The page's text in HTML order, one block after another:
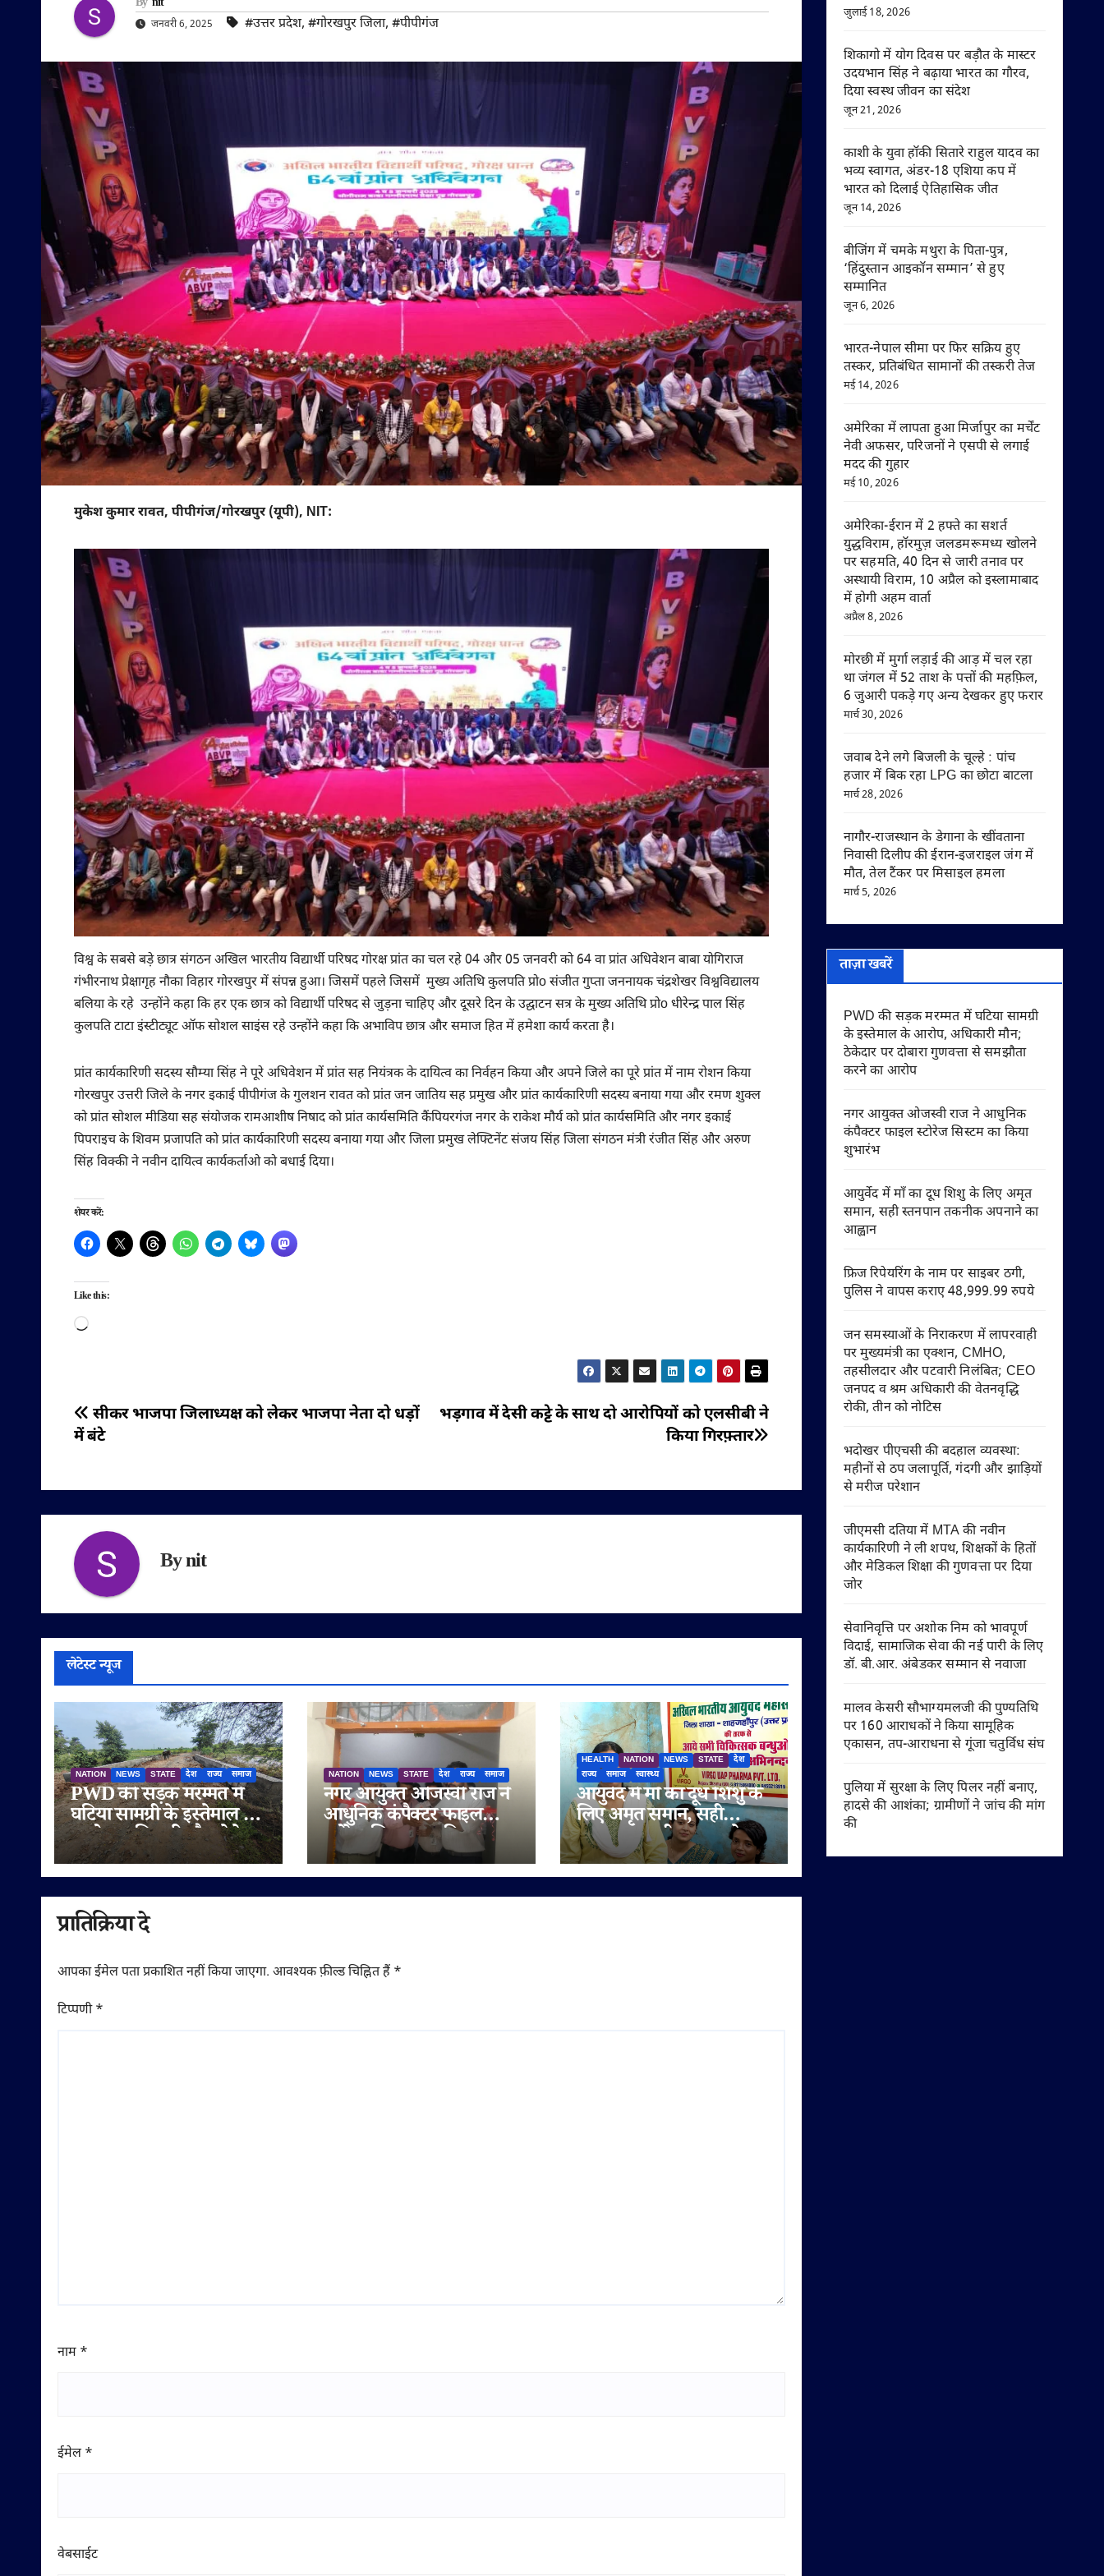
By nit
जनवरी 6, 2025 #उत्तर प्रदेश, #गोरखपुर जिला, #पीपीगंज
मुकेश कुमार रावत, पीपीगंज/गोरखपुर (यूपी), NIT:
विश्व के सबसे बड़े छात्र संगठन अखिल भारतीय विद्यार्थी परिषद गोरक्ष प्रांत का चल रहे 04 और 05 जनवरी को 64 वा प्रांत अधिवेशन बाबा योगिराज
गंभीरनाथ प्रेक्षागृह नौका विहार गोरखपुर में संपन्न हुआ। जिसमें पहले जिसमें मुख्य अतिथि कुलपति प्रोo संजीत गुप्ता जननायक चंद्रशेखर विश्वविद्यालय
बलिया के रहे उन्होंने कहा कि हर एक छात्र को विद्यार्थी परिषद से जुड़ना चाहिए और दूसरे दिन के उद्घाटन सत्र के मुख्य अतिथि प्रोo धीरेन्द्र पाल सिंह
कुलपति टाटा इंस्टीट्यूट ऑफ सोशल साइंस रहे उन्होंने कहा कि अभाविप छात्र और समाज हित में हमेशा कार्य करता है।
प्रांत कार्यकारिणी सदस्य सौम्या सिंह ने पूरे अधिवेशन में प्रांत सह नियंत्रक के दायित्व का निर्वहन किया और अपने जिले का पूरे प्रांत में नाम रोशन किया
गोरखपुर उत्तरी जिले के नगर इकाई पीपीगंज के गुलशन रावत को प्रांत जन जातिय सह प्रमुख और प्रांत कार्यकारिणी सदस्य बनाया गया और रमण शुक्ल
को प्रांत सोशल मीडिया सह संयोजक रामआशीष निषाद को प्रांत कार्यसमिति कैंपियरगंज नगर के राकेश मौर्य को प्रांत कार्यसमिति और नगर इकाई
पिपराइच के शिवम प्रजापति को प्रांत कार्यकारिणी सदस्य बनाया गया और जिला प्रमुख लेफ्टिनेंट संजय सिंह जिला संगठन मंत्री रंजीत सिंह और अरुण
सिंह विक्की ने नवीन दायित्व कार्यकर्ताओ को बधाई दिया।
शेयर करें:
Like this:
Loading…
पोस्ट
नेविगेशन
भड़गाव में देसी कट्टे के साथ दो आरोपियों को एलसीबी ने
किया गिरफ़्तार
सीकर भाजपा जिलाध्यक्ष को लेकर भाजपा नेता दो धड़ों
में बंटे
Bynit
लेटेस्ट न्यूज
NATION NEWS STATE देश राज्य समाज
PWD की सड़क मरम्मत में
घटिया सामग्री के इस्तेमाल के
आरोप, अधिकारी मौन; ठेकेदार
पर दोबारा गुणवत्ता से
समझौता करने का आरोप
NATION NEWS STATE देश राज्य समाज
नगर आयुक्त ओजस्वी राज ने
आधुनिक कंपैक्टर फाइल
स्टोरेज सिस्टम का किया
शुभारंभ
HEALTH NATION NEWS STATE
देश
राज्य
समाज स्वास्थ्य
आयुर्वेद में माँ का दूध शिशु के
लिए अमृत समान, सही
स्तनपान तकनीक अपनाने का
आह्वान
प्रातिक्रिया दे
आपका ईमेल पता प्रकाशित नहीं किया जाएगा. आवश्यक फ़ील्ड चिह्नित हैं *
टिप्पणी*
नाम *
ईमेल *
वेबसाईट
जुलाई 18, 2026
शिकागो में योग दिवस पर बड़ौत के मास्टर
उदयभान सिंह ने बढ़ाया भारत का गौरव,
दिया स्वस्थ जीवन का संदेश
जून 21, 2026
काशी के युवा हॉकी सितारे राहुल यादव का
भव्य स्वागत, अंडर-18 एशिया कप में
भारत को दिलाई ऐतिहासिक जीत
जून 14, 2026
बीजिंग में चमके मथुरा के पिता-पुत्र,
‘हिंदुस्तान आइकॉन सम्मान’ से हुए
सम्मानित
जून 6, 2026
भारत-नेपाल सीमा पर फिर सक्रिय हुए
तस्कर, प्रतिबंधित सामानों की तस्करी तेज
मई 14, 2026
अमेरिका में लापता हुआ मिर्जापुर का मर्चेंट
नेवी अफसर, परिजनों ने एसपी से लगाई
मदद की गुहार
मई 10, 2026
अमेरिका-ईरान में 2 हफ्ते का सशर्त
युद्धविराम, हॉरमुज़ जलडमरूमध्य खोलने
पर सहमति, 40 दिन से जारी तनाव पर
अस्थायी विराम, 10 अप्रैल को इस्लामाबाद
में होगी अहम वार्ता
अप्रैल 8, 2026
मोरछी में मुर्गा लड़ाई की आड़ में चल रहा
था जंगल में 52 ताश के पत्तों की महफ़िल,
6 जुआरी पकड़े गए अन्य देखकर हुए फरार
मार्च 30, 2026
जवाब देने लगे बिजली के चूल्हे : पांच
हजार में बिक रहा LPG का छोटा बाटला
मार्च 28, 2026
नागौर-राजस्थान के डेगाना के खींवताना
निवासी दिलीप की ईरान-इजराइल जंग में
मौत, तेल टैंकर पर मिसाइल हमला
मार्च 5, 2026
ताज़ा खबरें
PWD की सड़क मरम्मत में घटिया सामग्री
के इस्तेमाल के आरोप, अधिकारी मौन;
ठेकेदार पर दोबारा गुणवत्ता से समझौता
करने का आरोप
नगर आयुक्त ओजस्वी राज ने आधुनिक
कंपैक्टर फाइल स्टोरेज सिस्टम का किया
शुभारंभ
आयुर्वेद में माँ का दूध शिशु के लिए अमृत
समान, सही स्तनपान तकनीक अपनाने का
आह्वान
फ्रिज रिपेयरिंग के नाम पर साइबर ठगी,
पुलिस ने वापस कराए 48,999.99 रुपये
जन समस्याओं के निराकरण में लापरवाही
पर मुख्यमंत्री का एक्शन, CMHO,
तहसीलदार और पटवारी निलंबित; CEO
जनपद व श्रम अधिकारी की वेतनवृद्धि
रोकी, तीन को नोटिस
भदोखर पीएचसी की बदहाल व्यवस्था:
महीनों से ठप जलापूर्ति, गंदगी और झाड़ियों
से मरीज परेशान
जीएमसी दतिया में MTA की नवीन
कार्यकारिणी ने ली शपथ, शिक्षकों के हितों
और मेडिकल शिक्षा की गुणवत्ता पर दिया
जोर
सेवानिवृत्ति पर अशोक निम को भावपूर्ण
विदाई, सामाजिक सेवा की नई पारी के लिए
डॉ. बी.आर. अंबेडकर सम्मान से नवाजा
मालव केसरी सौभाग्यमलजी की पुण्यतिथि
पर 160 आराधकों ने किया सामूहिक
एकासन, तप-आराधना से गूंजा चतुर्विध संघ
पुलिया में सुरक्षा के लिए पिलर नहीं बनाए,
हादसे की आशंका; ग्रामीणों ने जांच की मांग
की